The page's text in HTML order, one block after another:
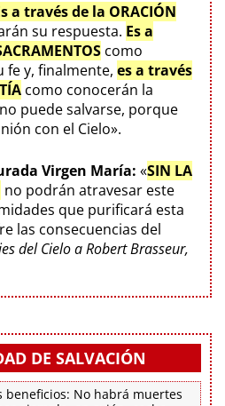
a través de la ORACIÓN
su respuesta. Es a
como
fe y, finalmente, es a través
como conocerán la
puede salvarse, porque
con el Cielo».
Virgen María: «SIN LA
no podrán atravesar este
que purificará esta
las consecuencias del
del Cielo a Robert Brasseur,
DE SALVACIÓN
beneficios: No habrá muertes